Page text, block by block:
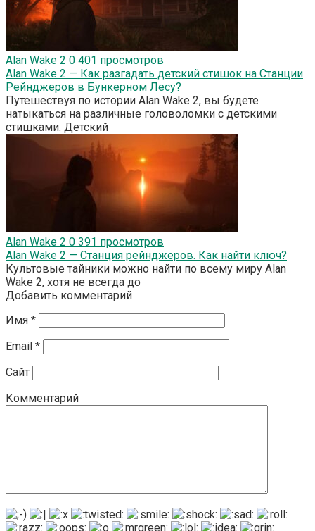
Alan Wake 2 0 401 просмотров
Alan Wake 2 — Как разгадать детский стишок на Станции
Рейнджеров в Бункерном Лесу?
Путешествуя по истории Alan Wake 2, вы будете
натыкаться на различные головоломки с детскими
стишками. Детский
Alan Wake 2 0 391 просмотров
Alan Wake 2 — Станция рейнджеров. Как найти ключ?
Культовые тайники можно найти по всему миру Alan
Wake 2, хотя не всегда до
Добавить комментарий
Имя *
Email *
Сайт
Комментарий